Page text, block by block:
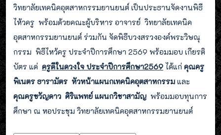
วิทยาลัยเทคนิคอุตสาหกรรมยานยนต์ เป็นประธานจัดงานพิธี
ไห้วครู พร้อมด้วยคณะผู้บริหาร อาจารย์ วิทยาลัยเทคนิค
อุตสาหกรรมยานยนต์ ร่วมกัน จัดพิธีบวงสรวงองค์พระวิษณุ
กรรม พิธีไหว้ครู ประจำปีการศึกษา 2569 พร้อมมอบ เกียรติ
บัตร แด่ ครูดีในดวงใจ ประจำปีการศึกษา2569 ได้แก่ คุณครู
พิเนตร ธารามัตร หัวหน้าแผนกเทคนิคอุตสาหกรรม และ
คุณครูขวัญดาว ศิริแพทย์ แผนกวิชาสามัญ พร้อมมอบทุนการ
ศึกษา ณ หอประชุม วิทยาลัยเทคนิคอุตสาหกรรมยานยนต์